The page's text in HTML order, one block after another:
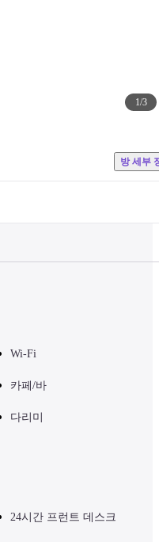
1/3
방 세부
Wi-Fi
카페/바
다리미
24시간 프런트 데스크